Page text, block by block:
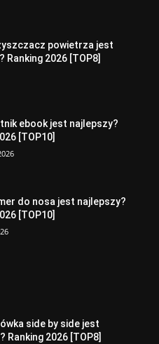
powietrza jest
Ranking 2026 [TOP8]
ebook jest najlepszy?
[TOP10]
do nosa jest najlepszy?
[TOP10]
side by side jest
Ranking 2026 [TOP8]